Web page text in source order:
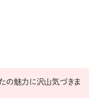
の魅力に沢山気づきま